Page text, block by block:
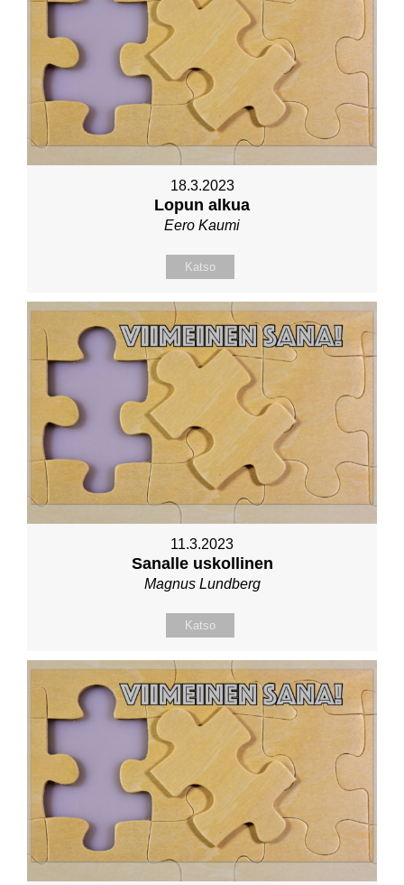
18.3.2023
Lopun alkua
Eero Kaumi
Katso
11.3.2023
Sanalle uskollinen
Magnus Lundberg
Katso